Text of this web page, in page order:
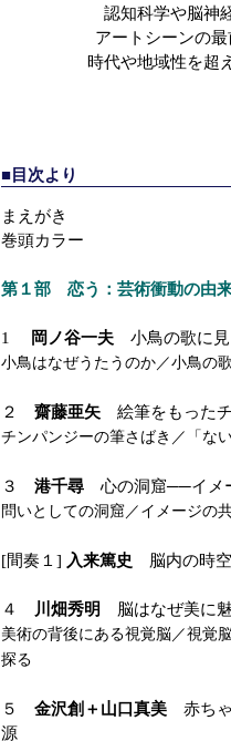
認知科学や脳神
アートシーンの
時代や地域性を超
■目次より
まえがき
巻頭カラー
第１部 恋う：芸術衝動の由
1 岡ノ谷一夫 小鳥の歌に見
小鳥はなぜうたうのか／小鳥の
２ 齋藤亜矢 絵筆をもった
チンパンジーの筆さばき／「な
３ 港千尋 心の洞窟──イメ
問いとしての洞窟／イメージの
[間奏１] 入来篤史 脳内の時
４ 川畑秀明 脳はなぜ美に
美術の背後にある視覚脳／視覚
探る
５ 金沢創＋山口真美 赤ちゃ
源